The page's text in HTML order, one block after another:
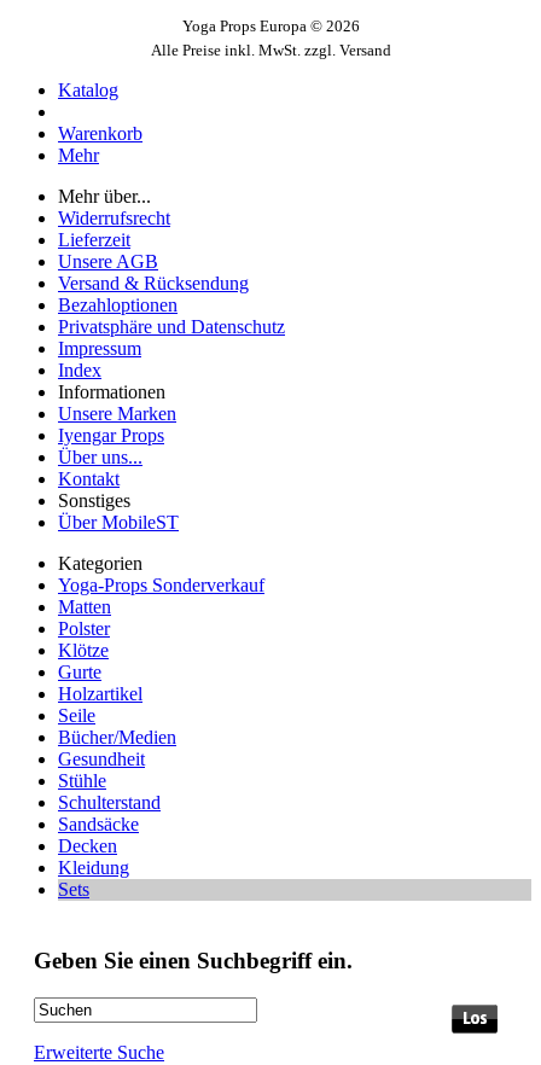
Yoga Props Europa © 2026
Alle Preise inkl. MwSt. zzgl. Versand
Katalog
Warenkorb
Mehr
Mehr über...
Widerrufsrecht
Lieferzeit
Unsere AGB
Versand & Rücksendung
Bezahloptionen
Privatsphäre und Datenschutz
Impressum
Index
Informationen
Unsere Marken
Iyengar Props
Über uns...
Kontakt
Sonstiges
Über MobileST
Kategorien
Yoga-Props Sonderverkauf
Matten
Polster
Klötze
Gurte
Holzartikel
Seile
Bücher/Medien
Gesundheit
Stühle
Schulterstand
Sandsäcke
Decken
Kleidung
Sets
Geben Sie einen Suchbegriff ein.
Erweiterte Suche